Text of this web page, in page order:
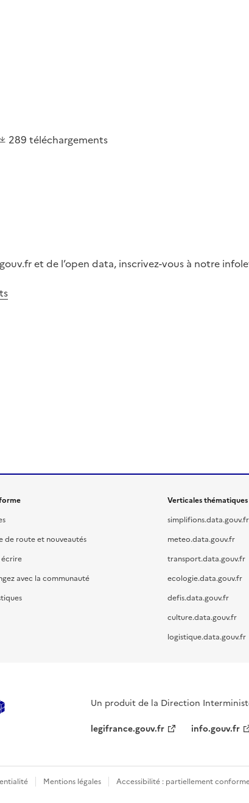
289 téléchargements
et de l’open data, inscrivez-vous à notre
de route et nouveautés
écrire
avec la communauté
Verticales thématiques
simplifions.data.gouv.fr
meteo.data.gouv.fr
transport.data.gouv.fr
ecologie.data.gouv.fr
defis.data.gouv.fr
culture.data.gouv.fr
logistique.data.gouv.fr
Un produit de la Direction
legifrance.gouv.fr
info.gouv.fr
Mentions légales Accessibilité : partiellement